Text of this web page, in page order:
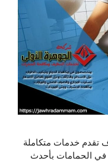
تقدم خدمات متكاملة
في الحمامات بأحدث